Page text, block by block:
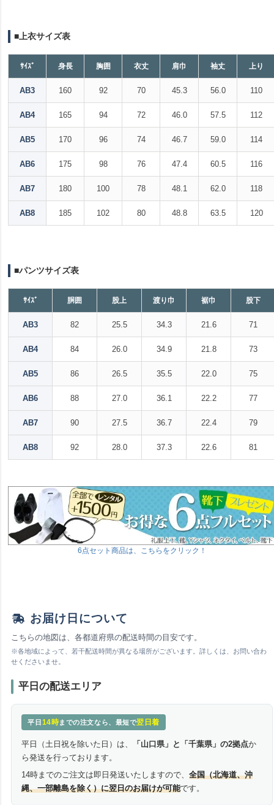
■上衣サイズ表
ｻｲｽﾞ 身長 胸囲 衣丈 肩巾 袖丈 上り
AB3 160 92 70 45.3 56.0 110
AB4 165 94 72 46.0 57.5 112
AB5 170 96 74 46.7 59.0 114
AB6 175 98 76 47.4 60.5 116
AB7 180 100 78 48.1 62.0 118
AB8 185 102 80 48.8 63.5 120
■パンツサイズ表
ｻｲｽﾞ 胴囲 股上 渡り巾 裾巾 股下
AB3 82 25.5 34.3 21.6 71
AB4 84 26.0 34.9 21.8 73
AB5 86 26.5 35.5 22.0 75
AB6 88 27.0 36.1 22.2 77
AB7 90 27.5 36.7 22.4 79
AB8 92 28.0 37.3 22.6 81
6点セット商品は、こちらをクリック！
お届け日について
こちらの地図は、各都道府県の配送時間の目安です。
※各地域によって、若干配送時間が異なる場所がございます。詳しくは、お問い合わ
せくださいませ。
平日の配送エリア
平日 14時までの注文なら、最短で翌日着
平日（土日祝を除いた日）は、 「山口県」と「千葉県」の2拠点か
ら発送を行っております。
14時までのご注文は即日発送いたしますので、全国（北海道、沖
縄、一部離島を除く）に翌日のお届けが可能です。